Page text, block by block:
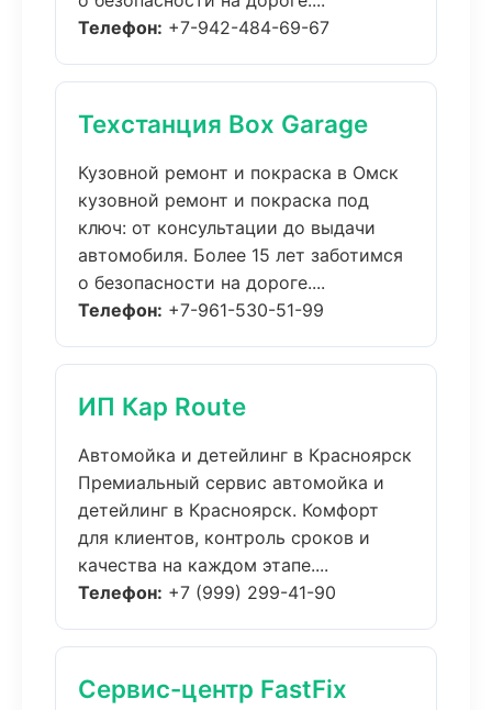
Телефон: +7-942-484-69-67
Техстанция Box Garage
Кузовной ремонт и покраска в Омск
кузовной ремонт и покраска под
ключ: от консультации до выдачи
автомобиля. Более 15 лет заботимся
о безопасности на дороге....
Телефон: +7-961-530-51-99
ИП Кар Route
Автомойка и детейлинг в Красноярск
Премиальный сервис автомойка и
детейлинг в Красноярск. Комфорт
для клиентов, контроль сроков и
качества на каждом этапе....
Телефон: +7 (999) 299-41-90
Сервис-центр FastFix